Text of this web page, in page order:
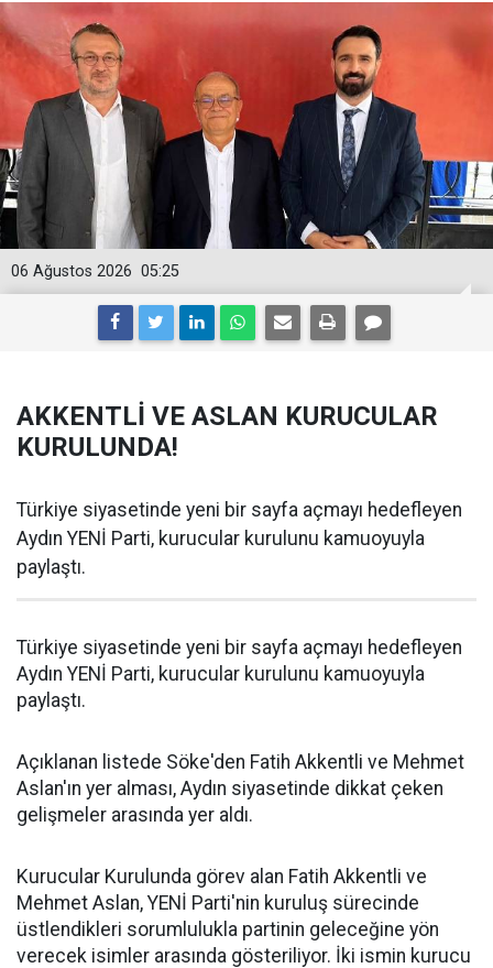
05:25
06 Ağustos 2026
AKKENTLİ VE ASLAN KURUCULAR
KURULUNDA!
Türkiye siyasetinde yeni bir sayfa açmayı hedefleyen
Aydın YENİ Parti, kurucular kurulunu kamuoyuyla
paylaştı.
Türkiye siyasetinde yeni bir sayfa açmayı hedefleyen
Aydın YENİ Parti, kurucular kurulunu kamuoyuyla
paylaştı.
Açıklanan listede Söke'den Fatih Akkentli ve Mehmet
Aslan'ın yer alması, Aydın siyasetinde dikkat çeken
gelişmeler arasında yer aldı.
Kurucular Kurulunda görev alan Fatih Akkentli ve
Mehmet Aslan, YENİ Parti'nin kuruluş sürecinde
üstlendikleri sorumlulukla partinin geleceğine yön
verecek isimler arasında gösteriliyor. İki ismin kurucu